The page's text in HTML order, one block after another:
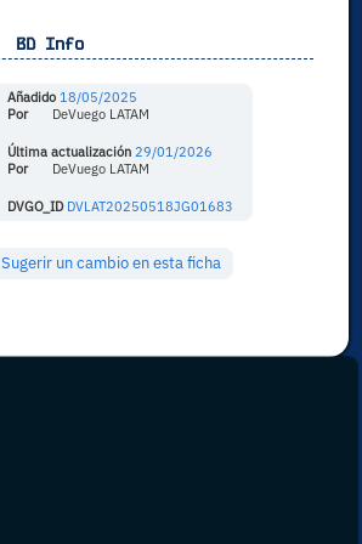
BD Info
Añadido 18/05/2025
Por
DeVuego LATAM
Última actualización 29/01/2026
Por
DeVuego LATAM
DVGO_ID DVLAT20250518JG01683
Sugerir un cambio en esta ficha